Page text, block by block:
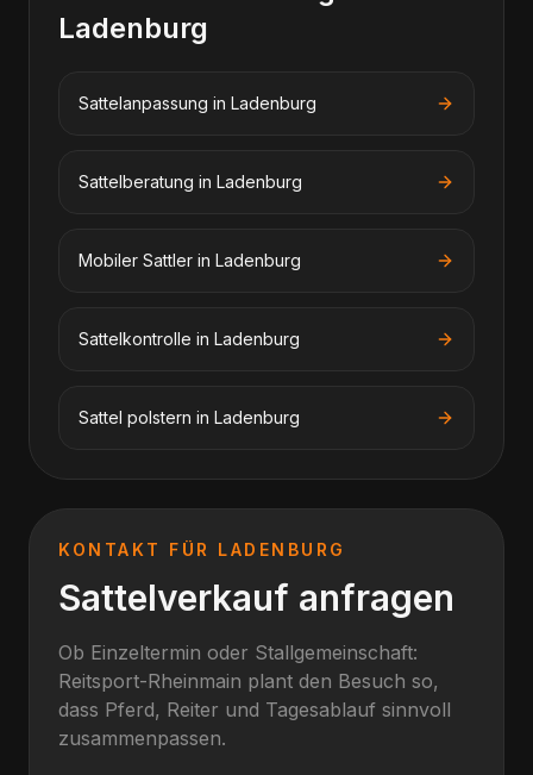
Ladenburg
Sattelanpassung in Ladenburg
Sattelberatung in Ladenburg
Mobiler Sattler in Ladenburg
Sattelkontrolle in Ladenburg
Sattel polstern in Ladenburg
KONTAKT FÜR LADENBURG
Sattelverkauf anfragen
Ob Einzeltermin oder Stallgemeinschaft:
Reitsport-Rheinmain plant den Besuch so,
dass Pferd, Reiter und Tagesablauf sinnvoll
zusammenpassen.